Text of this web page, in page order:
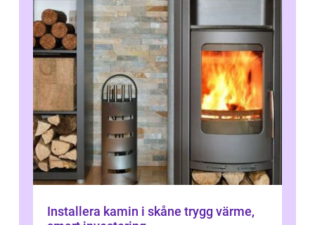
Installera kamin i skåne trygg värme,